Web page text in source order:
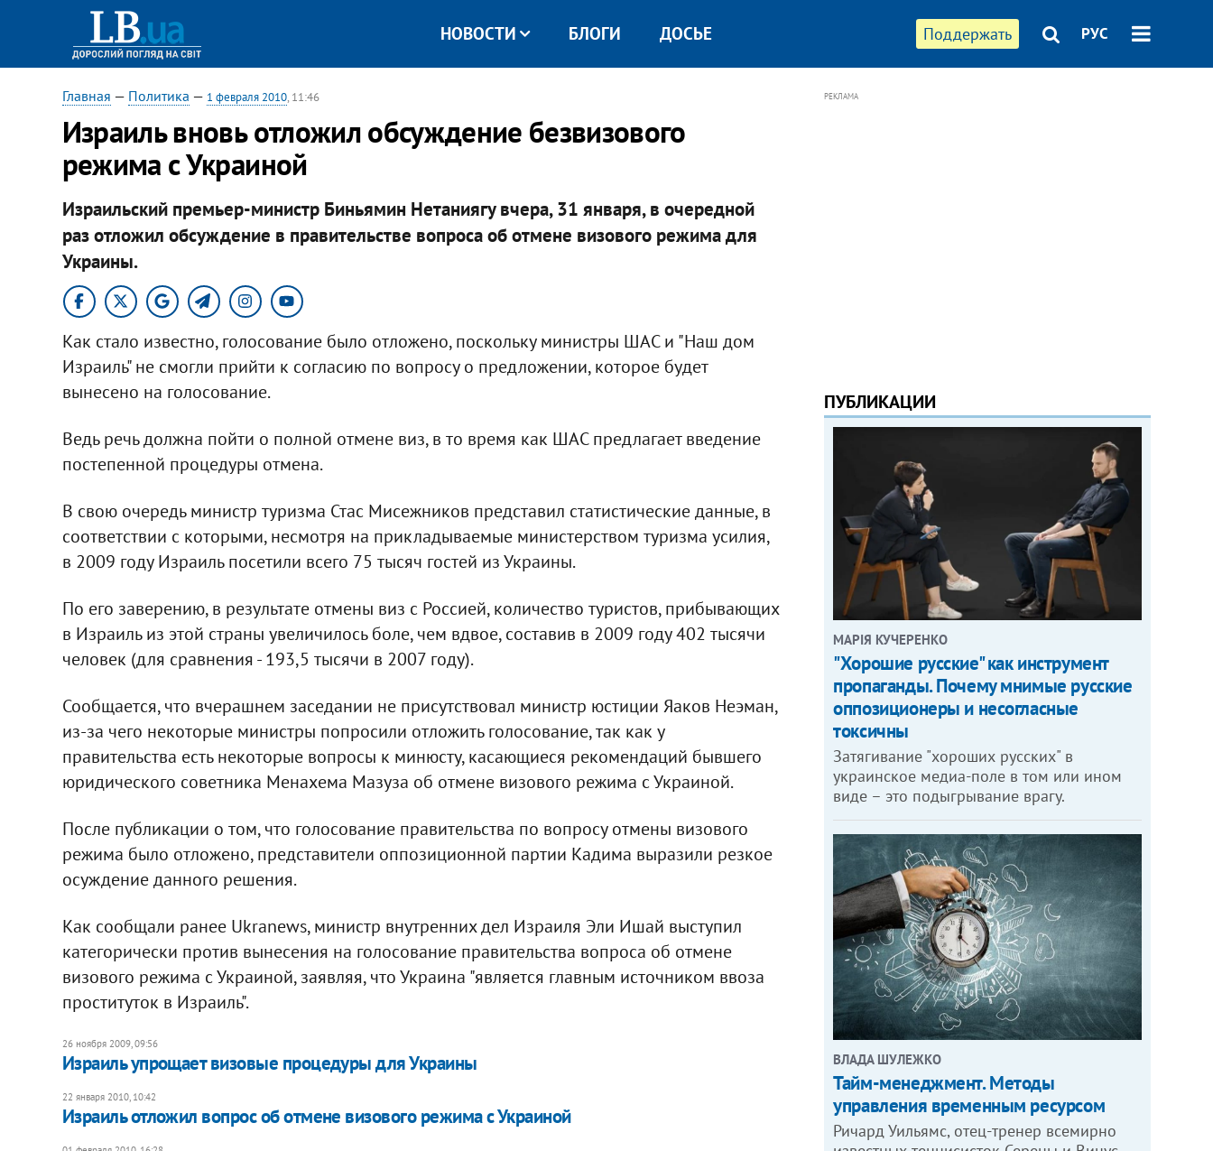
Поддержать РУС
НОВОСТИ БЛОГИ ДОСЬЕ
Главная — Политика — 1 февраля 2010, 11:46
Израиль вновь отложил обсуждение безвизового
режима с Украиной
Израильский премьер-министр Биньямин Нетаниягу вчера, 31 января, в очередной
раз отложил обсуждение в правительстве вопроса об отмене визового режима для
Украины.
Как стало известно, голосование было отложено, поскольку министры ШАС и "Наш дом
Израиль" не смогли прийти к согласию по вопросу о предложении, которое будет
вынесено на голосование.
Ведь речь должна пойти о полной отмене виз, в то время как ШАС предлагает введение
постепенной процедуры отмена.
В свою очередь министр туризма Стас Мисежников представил статистические данные, в
соответствии с которыми, несмотря на прикладываемые министерством туризма усилия,
в 2009 году Израиль посетили всего 75 тысяч гостей из Украины.
По его заверению, в результате отмены виз с Россией, количество туристов, прибывающих
в Израиль из этой страны увеличилось боле, чем вдвое, составив в 2009 году 402 тысячи
человек (для сравнения - 193,5 тысячи в 2007 году).
Сообщается, что вчерашнем заседании не присутствовал министр юстиции Яаков Неэман,
из-за чего некоторые министры попросили отложить голосование, так как у
правительства есть некоторые вопросы к минюсту, касающиеся рекомендаций бывшего
юридического советника Менахема Мазуза об отмене визового режима с Украиной.
После публикации о том, что голосование правительства по вопросу отмены визового
режима было отложено, представители оппозиционной партии Кадима выразили резкое
осуждение данного решения.
Как сообщали ранее Ukranews, министр внутренних дел Израиля Эли Ишай выступил
категорически против вынесения на голосование правительства вопроса об отмене
визового режима с Украиной, заявляя, что Украина "является главным источником ввоза
проституток в Израиль".
26 ноября 2009, 09:56
Израиль упрощает визовые процедуры для Украины
22 января 2010, 10:42
Израиль отложил вопрос об отмене визового режима с Украиной
РЕКЛАМА
ПУБЛИКАЦИИ
МАРІЯ КУЧЕРЕНКО
"Хорошие русские" как инструмент
пропаганды. Почему мнимые русские
оппозиционеры и несогласные
токсичны
Затягивание "хороших русских" в
украинское медиа-поле в том или ином
виде – это подыгрывание врагу.
ВЛАДА ШУЛЕЖКО
Тайм-менеджмент. Методы
управления временным ресурсом
Ричард Уильямс, отец-тренер всемирно